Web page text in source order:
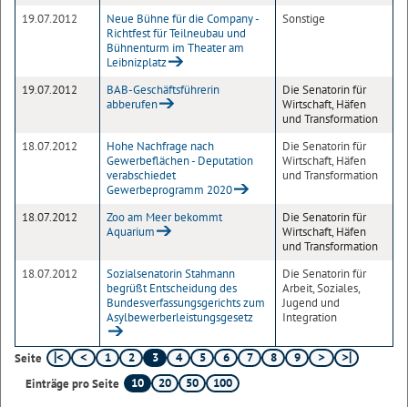
19.07.2012
Neue Bühne für die Company -
Richtfest für Teilneubau und
Bühnenturm im Theater am
Leibnizplatz
Sonstige
19.07.2012
BAB-Geschäftsführerin
abberufen
Die Senatorin für
Wirtschaft, Häfen
und Transformation
18.07.2012
Hohe Nachfrage nach
Gewerbeflächen - Deputation
verabschiedet
Gewerbeprogramm 2020
Die Senatorin für
Wirtschaft, Häfen
und Transformation
18.07.2012
Zoo am Meer bekommt
Aquarium
Die Senatorin für
Wirtschaft, Häfen
und Transformation
18.07.2012
Sozialsenatorin Stahmann
begrüßt Entscheidung des
Bundesverfassungsgerichts zum
Asylbewerberleistungsgesetz
Die Senatorin für
Arbeit, Soziales,
Jugend und
Integration
Seite 1 2 3 4 5 6 7 8
9
Einträge pro Seite
10 20 50 100